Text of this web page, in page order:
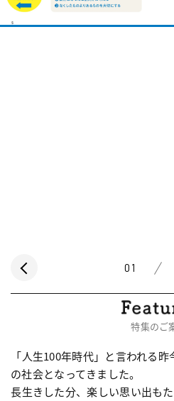
01
特集のご
「人生100年時代」と言われる
の社会となってきました。
長生きした分、楽しい思い出もた